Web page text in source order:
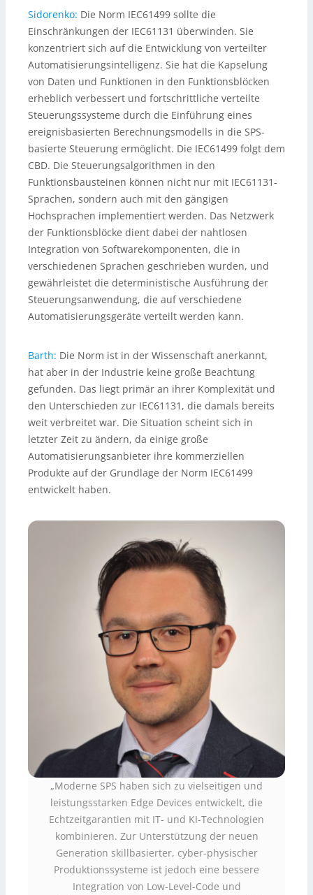
Sidorenko: Die Norm IEC61499 sollte die
Einschränkungen der IEC61131 überwinden. Sie
konzentriert sich auf die Entwicklung von verteilter
Automatisierungsintelligenz. Sie hat die Kapselung
von Daten und Funktionen in den Funktionsblöcken
erheblich verbessert und fortschrittliche verteilte
Steuerungssysteme durch die Einführung eines
ereignisbasierten Berechnungsmodells in die SPS-
basierte Steuerung ermöglicht. Die IEC61499 folgt dem
CBD. Die Steuerungsalgorithmen in den
Funktionsbausteinen können nicht nur mit IEC61131-
Sprachen, sondern auch mit den gängigen
Hochsprachen implementiert werden. Das Netzwerk
der Funktionsblöcke dient dabei der nahtlosen
Integration von Softwarekomponenten, die in
verschiedenen Sprachen geschrieben wurden, und
gewährleistet die deterministische Ausführung der
Steuerungsanwendung, die auf verschiedene
Automatisierungsgeräte verteilt werden kann.
Barth: Die Norm ist in der Wissenschaft anerkannt,
hat aber in der Industrie keine große Beachtung
gefunden. Das liegt primär an ihrer Komplexität und
den Unterschieden zur IEC61131, die damals bereits
weit verbreitet war. Die Situation scheint sich in
letzter Zeit zu ändern, da einige große
Automatisierungsanbieter ihre kommerziellen
Produkte auf der Grundlage der Norm IEC61499
entwickelt haben.
„Moderne SPS haben sich zu vielseitigen und
leistungsstarken Edge Devices entwickelt, die
Echtzeitgarantien mit IT- und KI-Technologien
kombinieren. Zur Unterstützung der neuen
Generation skillbasierter, cyber-physischer
Produktionssysteme ist jedoch eine bessere
Integration von Low-Level-Code und